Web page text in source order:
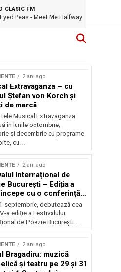
CLASIC FM
Peas - Meet Me Halfway
2 ani ago
Extravaganza – cu
Ștefan von Korch și
de marcă
Musical Extravaganza
în lunile octombrie,
şi decembrie cu programe
cu...
2 ani ago
Internațional de
București – Ediția a
începe cu o conferință
limba română
de Marco Lucchesi
septembrie, debutează cea
a ediție a Festivalului
de Poezie București...
2 ani ago
Bragadiru: muzică
şi teatru pe 29 şi 31